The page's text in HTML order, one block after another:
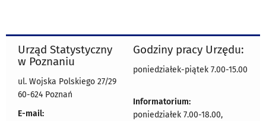
Urząd Statystyczny
w Poznaniu
ul. Wojska Polskiego 27/29
60-624 Poznań
E-mail:
Godziny pracy Urzędu:
poniedziałek-piątek 7.00-15.00
Informatorium:
poniedziałek 7.00-18.00,